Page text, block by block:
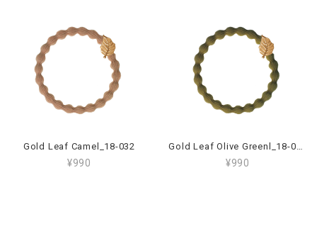
Gold Leaf Camel_18-032
¥990
Gold Leaf Olive Greenl_18-045
¥990